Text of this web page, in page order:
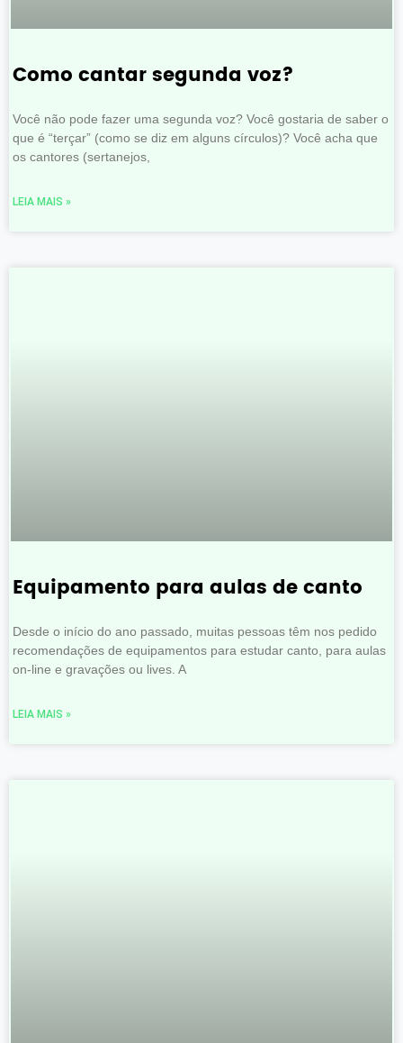
Como cantar segunda voz?
Você não pode fazer uma segunda voz? Você gostaria de saber o
que é “terçar” (como se diz em alguns círculos)? Você acha que
os cantores (sertanejos,
LEIA MAIS »
Equipamento para aulas de canto
Desde o início do ano passado, muitas pessoas têm nos pedido
recomendações de equipamentos para estudar canto, para aulas
on-line e gravações ou lives. A
LEIA MAIS »